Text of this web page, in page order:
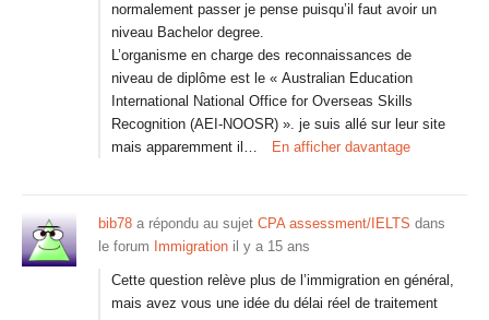
normalement passer je pense puisqu’il faut avoir un
niveau Bachelor degree.
L’organisme en charge des reconnaissances de
niveau de diplôme est le « Australian Education
International National Office for Overseas Skills
Recognition (AEI-NOOSR) ». je suis allé sur leur site
mais apparemment il…
En afficher davantage
bib78 a répondu au sujet CPA assessment/IELTS dans
le forum Immigration il y a 15 ans
Cette question relève plus de l’immigration en général,
mais avez vous une idée du délai réel de traitement